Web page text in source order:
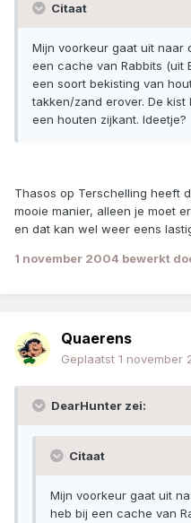
Citaat
Mijn voorkeur gaat uit naar
een cache van Rabbits (uit
een soort bekisting van
takken/zand erover. De
een houten zijkant. Ideetje?
Thasos op Terschelling heeft
mooie manier, alleen je moet
en dat kan wel weer eens
1 november 2004 bewerkt
Quaerens
Geplaatst 1 november
DearHunter zei:
Citaat
Mijn voorkeur gaat uit
heb bij een cache van